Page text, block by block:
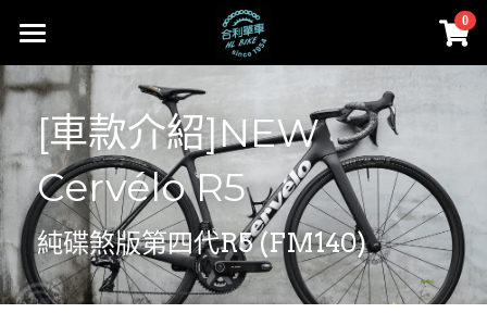
0
首頁
部落格
合利大小事
Cervélo
Colnago 可樂果
Facebook
instagram
線上賣場
[車款介紹]NEW
Cervélo R5
純碟煞版第四代R5 (FM140)
×
商品分類
所有商品分類
Cervélo
人身部品
零件